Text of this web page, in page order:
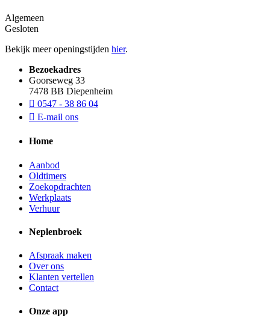
Algemeen
Gesloten
Bekijk meer openingstijden hier.
Bezoekadres
Goorseweg 33
7478 BB Diepenheim
0547 - 38 86 04
E-mail ons
Home
Aanbod
Oldtimers
Zoekopdrachten
Werkplaats
Verhuur
Neplenbroek
Afspraak maken
Over ons
Klanten vertellen
Contact
Onze app